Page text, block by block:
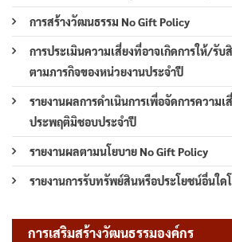
การสร้างวัฒนธรรม No Gift Policy
การประเมินความเสี่ยงที่อาจเกิดการให้/รับ
ตามภารกิจของหน่วยงานประจำปี
รายงานผลการดำเนินการเพื่อจัดการความ
ประพฤติมิชอบประจำปี
รายงานผลตามนโยบาย No Gift Policy
รายงานการรับทรัพย์สินหรือประโยชน์อื่นใด
การเสริมสร้างวัฒนธรรมองค์กร